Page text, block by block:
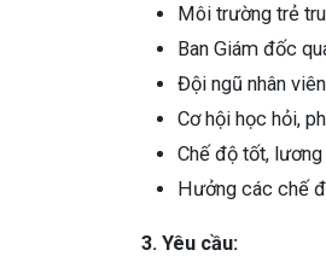
Môi trường trẻ
Ban Giám đốc
Đội ngũ nhân
Cơ hội học hỏi,
Chế độ tốt,
Hưởng các chế
3. Yêu cầu: